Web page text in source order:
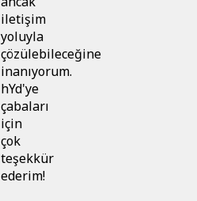
iletişim
yoluyla
çözülebileceğine
inanıyorum.
hYd'ye
çabaları
için
çok
teşekkür
ederim!